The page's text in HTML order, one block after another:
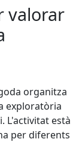
valorar
organitza
exploratòria
L'activitat està
per diferents